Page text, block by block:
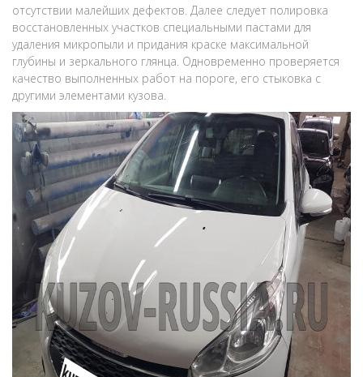
отсутствии малейших дефектов. Далее следует полировка
восстановленных участков специальными пастами для
удаления микропыли и придания краске максимальной
глубины и зеркального глянца. Одновременно проверяется
качество выполненных работ на пороге, его стыковка с
другими элементами кузова.